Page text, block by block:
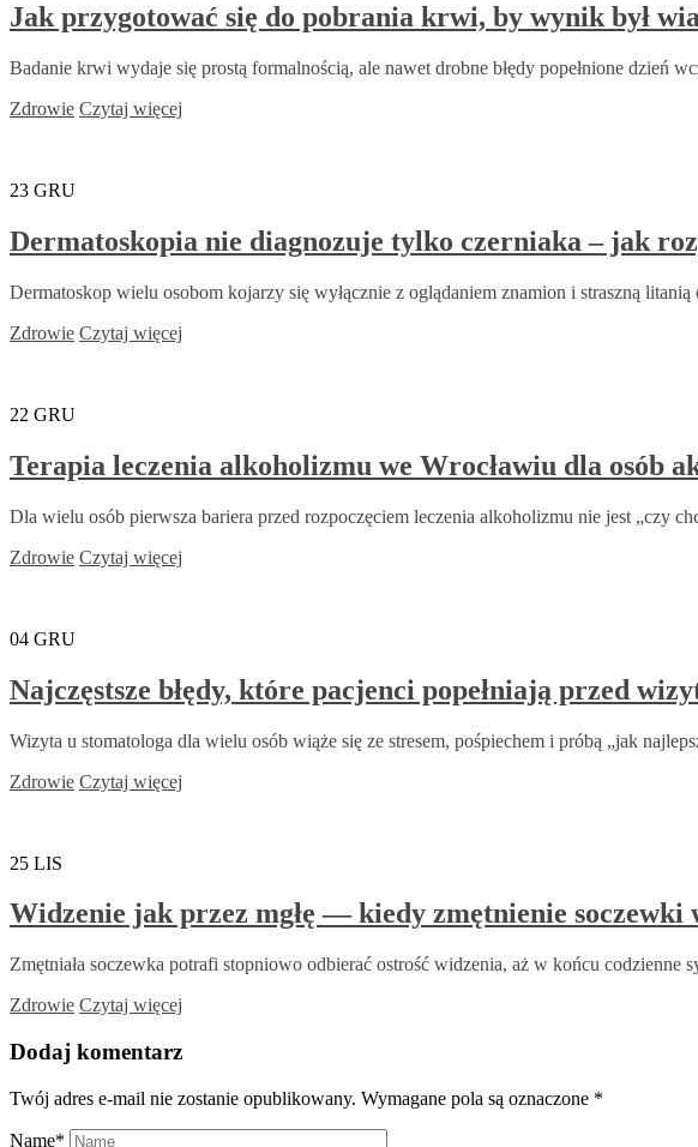
Jak przygotować się do pobrania krwi, by wynik był
Badanie krwi wydaje się prostą formalnością, ale nawet drobne błędy popełnione dzień
Zdrowie Czytaj więcej
23 GRU
Dermatoskopia nie diagnozuje tylko czerniaka – jak
Dermatoskop wielu osobom kojarzy się wyłącznie z oglądaniem znamion i straszną
Zdrowie Czytaj więcej
22 GRU
Terapia leczenia alkoholizmu we Wrocławiu dla osób
Dla wielu osób pierwsza bariera przed rozpoczęciem leczenia alkoholizmu nie jest „czy
Zdrowie Czytaj więcej
04 GRU
Najczęstsze błędy, które pacjenci popełniają przed
Wizyta u stomatologa dla wielu osób wiąże się ze stresem, pośpiechem i próbą „jak
Zdrowie Czytaj więcej
25 LIS
Widzenie jak przez mgłę — kiedy zmętnienie soczewki
Zmętniała soczewka potrafi stopniowo odbierać ostrość widzenia, aż w końcu codzienne
Zdrowie Czytaj więcej
Dodaj komentarz
Twój adres e-mail nie zostanie opublikowany. Wymagane pola są oznaczone *
Name*